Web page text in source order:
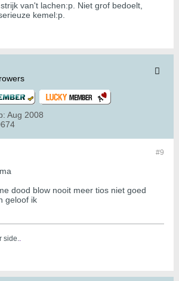
van't lachen:p. Niet grof bedoelt,
kemel:p.
Aug 2008
#9
dood blow nooit meer tios niet goed
geloof ik
side..